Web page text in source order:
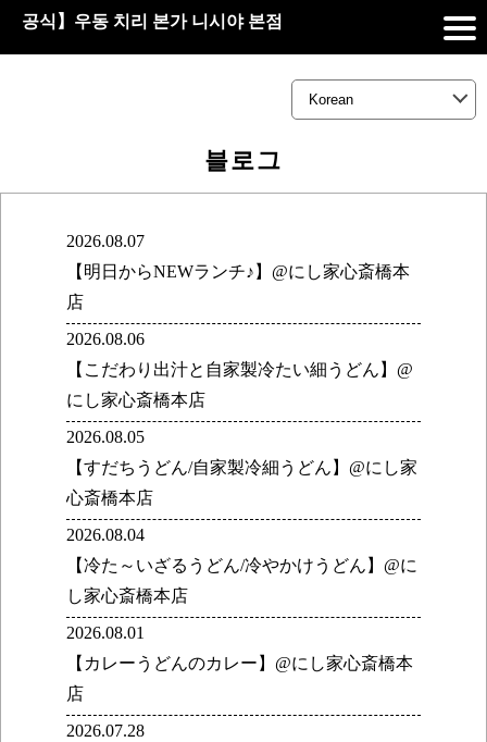
공식】우동 치리 본가 니시야 본점
블로그
2026.08.07
【明日からNEWランチ♪】@にし家心斎橋本
店
2026.08.06
【こだわり出汁と自家製冷たい細うどん】@
にし家心斎橋本店
2026.08.05
【すだちうどん/自家製冷細うどん】@にし家
心斎橋本店
2026.08.04
【冷た～いざるうどん/冷やかけうどん】@に
し家心斎橋本店
2026.08.01
【カレーうどんのカレー】@にし家心斎橋本
店
2026.07.28